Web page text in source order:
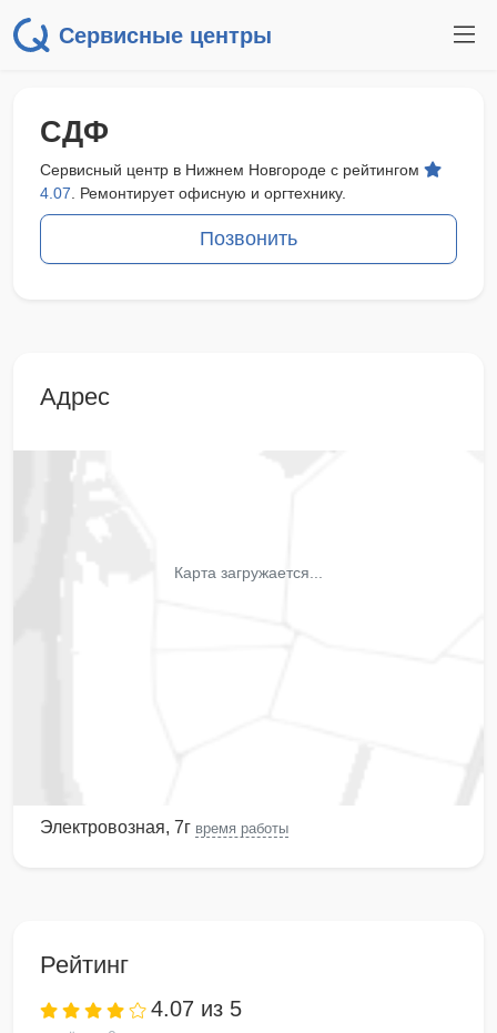
Сервисные центры
СДФ
Сервисный центр в Нижнем Новгороде с рейтингом
4.07 . Ремонтирует офисную и оргтехнику.
Позвонить
Адрес
Карта загружается...
Электровозная, 7г время работы
Рейтинг
4.07 из 5